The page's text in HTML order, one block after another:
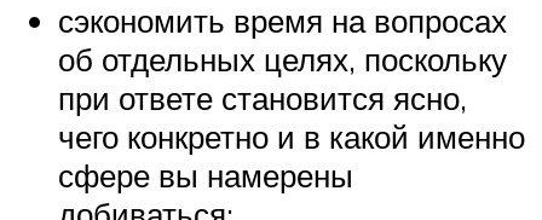
сэкономить время на вопросах
об отдельных целях, поскольку
при ответе становится ясно,
чего конкретно и в какой именно
сфере вы намерены